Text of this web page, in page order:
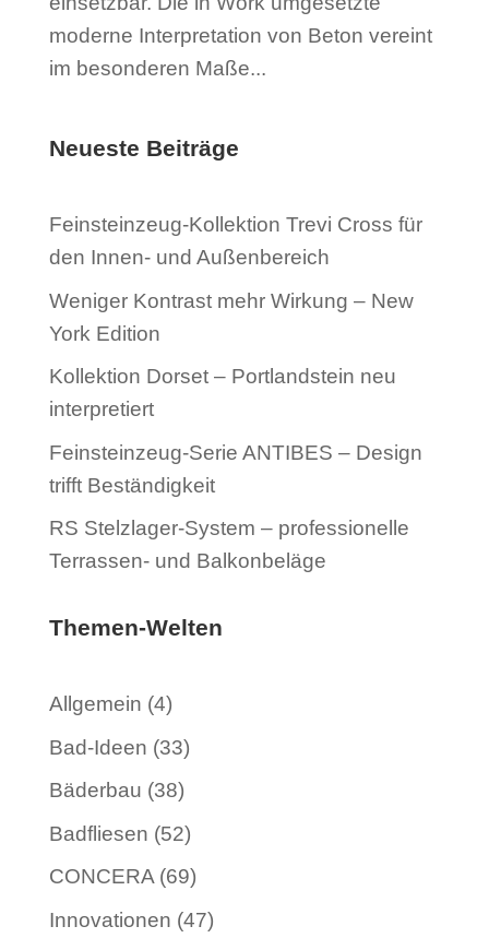
moderne Interpretation von Beton vereint
im besonderen Maße...
Neueste Beiträge
Feinsteinzeug-Kollektion Trevi Cross für
den Innen- und Außenbereich
Weniger Kontrast mehr Wirkung – New
York Edition
Kollektion Dorset – Portlandstein neu
interpretiert
Feinsteinzeug-Serie ANTIBES – Design
trifft Beständigkeit
RS Stelzlager-System – professionelle
Terrassen- und Balkonbeläge
Themen-Welten
Allgemein (4)
Bad-Ideen (33)
Bäderbau (38)
Badfliesen (52)
CONCERA(69)
Innovationen (47)